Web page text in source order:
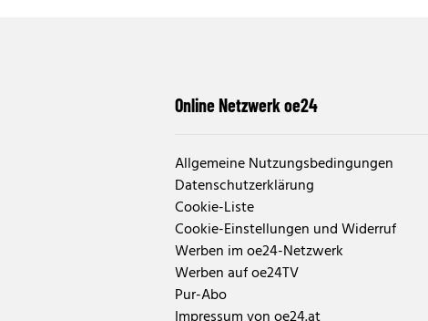
Online Netzwerk oe24
Allgemeine Nutzungsbedingungen
Datenschutzerklärung
Cookie-Liste
Cookie-Einstellungen und Widerruf
Werben im oe24-Netzwerk
Werben auf oe24TV
Pur-Abo